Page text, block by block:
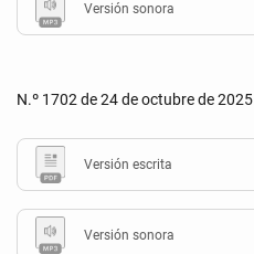
Versión sonora
N.º 1702 de 24 de octubre de 2025
Versión escrita
Versión sonora